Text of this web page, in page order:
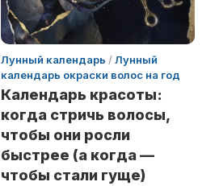
Лунный календарь /Лунный
календарь окраски волос на год
Календарь красоты:
когда стричь волосы,
чтобы они росли
быстрее (а когда —
чтобы стали гуще)